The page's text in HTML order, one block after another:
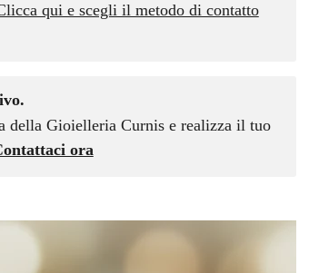
qui e scegli il metodo di contatto
della Gioielleria Curnis e realizza il tuo
ora